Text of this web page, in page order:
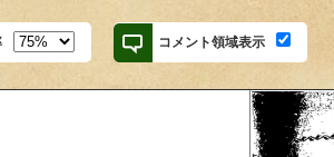
コメント領域表示